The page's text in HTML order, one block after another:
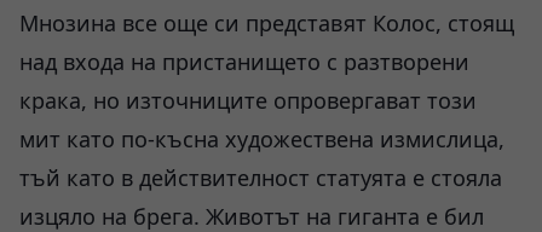
Мнозина все още си представят Колос, стоящ
над входа на пристанището с разтворени
крака, но източниците опровергават този
мит като по-късна художествена измислица,
тъй като в действителност статуята е стояла
изцяло на брега. Животът на гиганта е бил